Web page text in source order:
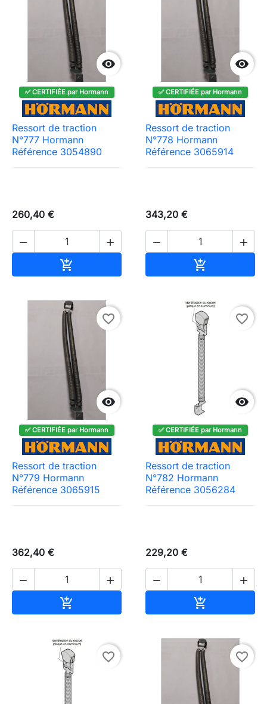

✅ CERTIFIÉE par Hormann
Ressort de traction
N°777 Hormann
Référence 3054890
260,40 €
 


✅ CERTIFIÉE par Hormann
Ressort de traction
N°778 Hormann
Référence 3065914
343,20 €
 


favorite_border
✅ CERTIFIÉE par Hormann
Ressort de traction
N°779 Hormann
Référence 3065915
362,40 €
 


favorite_border
✅ CERTIFIÉE par Hormann
Ressort de traction
N°782 Hormann
Référence 3056284
229,20 €
 

favorite_border favorite_border